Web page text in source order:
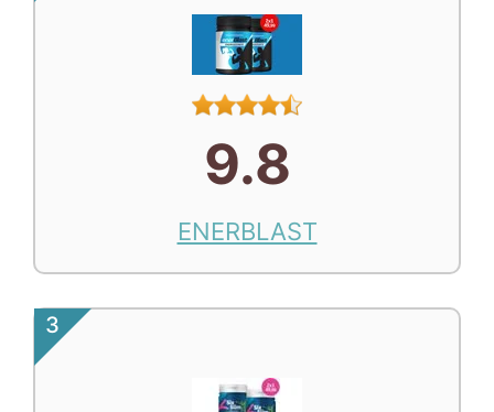
9.8
ENERBLAST
3